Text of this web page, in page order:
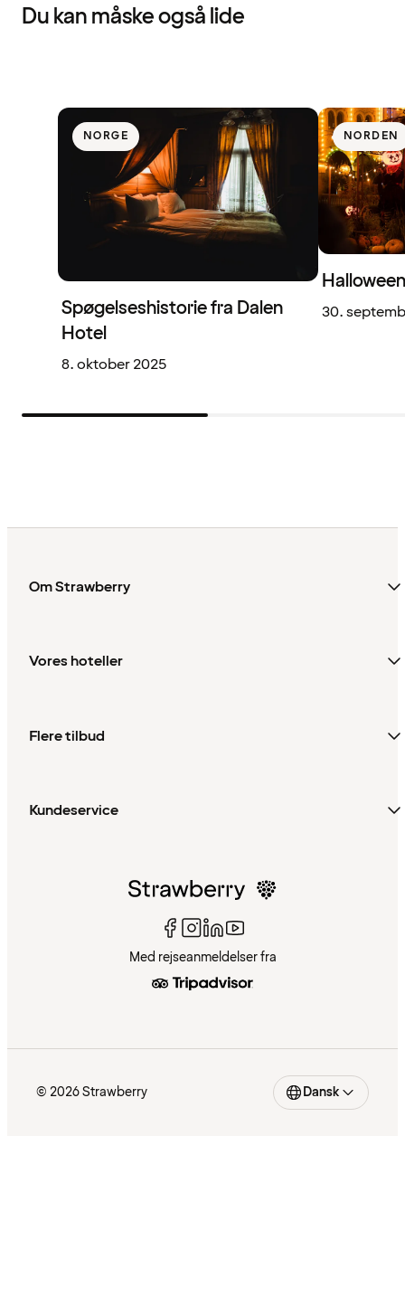
Du kan måske også lide
NORGE
Spøgelseshistorie fra Dalen
Hotel
8. oktober 2025
NORDEN
30.
Om Strawberry
Vores hoteller
Flere tilbud
Kundeservice
Med rejseanmeldelser fra
© 2026 Strawberry Dansk